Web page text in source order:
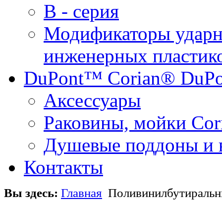
B - серия
Модификаторы
инженерных
DuPont™ Corian®
Аксессуары
Раковины, мойки
Душевые поддоны и
Контакты
Вы здесь: Главная